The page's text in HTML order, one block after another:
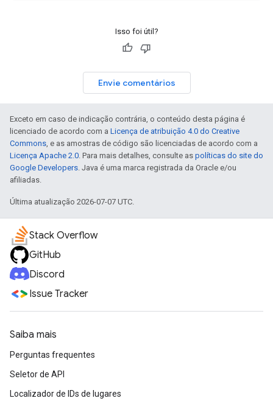
Isso foi útil?
Envie comentários
Exceto em caso de indicação contrária, o conteúdo desta página é
licenciado de acordo com a Licença de atribuição 4.0 do Creative
Commons, e as amostras de código são licenciadas de acordo com a
Licença Apache 2.0. Para mais detalhes, consulte as políticas do site do
Google Developers. Java é uma marca registrada da Oracle e/ou
afiliadas.
Última atualização 2026-07-07 UTC.
Stack Overflow
GitHub
Discord
Issue Tracker
Saiba mais
Perguntas frequentes
Seletor de API
Localizador de IDs de lugares